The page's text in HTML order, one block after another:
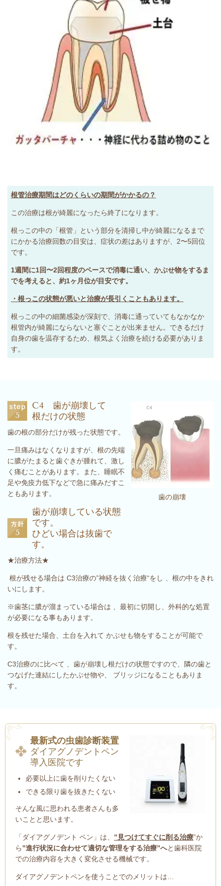
根管治療期間はどのくらいの期間がかかるの？
この治療は根が綺麗になったら終了になります。
根っこの中の「根管」という部分を清掃し中が綺麗になるまで
にかかる治療回数の目安は、症状の差はありますが、2〜5回位
です。
1週間に1回〜2回程度のペースで消毒に通い、かぶせ物をするま
でを考えると、約1ヶ月位が目安です。
・根っこの状態が悪いと治療が長引くこともあります。
根っこの中の細菌感染が深刻で、消毒に通っていてもなかなか
根管内が綺麗にならないと塞ぐことが出来ません。できるだけ
自身の歯を温存するため、根気よく治療を続ける必要がありま
す。
歯の崩壊
C4 歯が崩壊して
根だけの状態
歯の根の部分だけが残った状態です。
一旦痛みはなくなりますが、根の先端
に膿がたまると歯ぐきが腫れて、激し
く痛むことがあります。また、睡眠不
足や免疫力低下などで急に痛みだすこ
ともあります。
歯が崩壊している状態
です。
ひどい場合は抜歯で
す。
★治療方法★
根が残せる場合は C3治療の”神経を抜く治療“をし 、根の中をきれ
いにします。
※歯茎に膿が溜まっている場合は 、最初に切開し、外科的な処置
が必要になる事もあります。
根を残せた場合、土台を入れて かぶせも物をすることが可能で
す。
C3治療のに比べて 、歯が崩壊し根だけの状態ですので、隣の歯と
つなげた連結にしたかぶせ物や、 ブリッジになることもありま
す。
最新式の虫歯診断装置
ダイアグノデントペン
導入医院です
必要以上に歯を削りたくない
できる限り歯を抜きたくない
そんな風に思われる患者さんも多
いことと思います。
「ダイアグノデント ペン」は、 ”見つけてすぐに削る治療”か
ら”進行状況に合わせて適切な管理をする治療”へと歯科医院
での治療内容を大きく変化させる機械です。
ダイアグノデントペンを使うことでのメリットは…